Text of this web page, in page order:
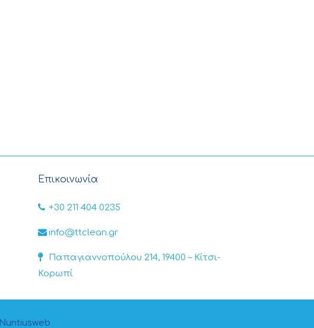
Επικοινωνία
+30 211 404 0235
info@ttclean.gr
Παπαγιαννοπούλου 214, 19400 – Κίτσι-
Κορωπί
Nuntiusweb